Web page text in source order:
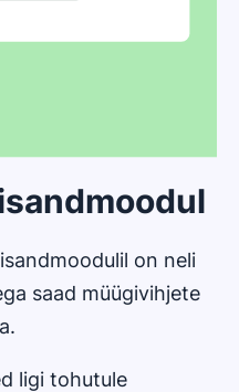
on neli
saad müügivihjete
ligi tohutule